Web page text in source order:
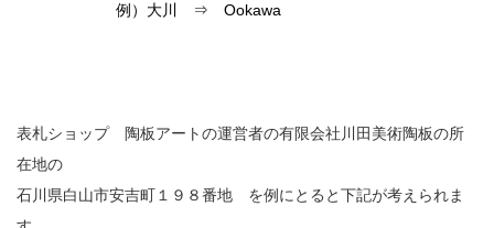
例）大川 ⇒ Ookawa
表札ショップ 陶板アートの運営者の有限会社川田美術陶板の所
在地の
石川県白山市安吉町１９８番地 を例にとると下記が考えられま